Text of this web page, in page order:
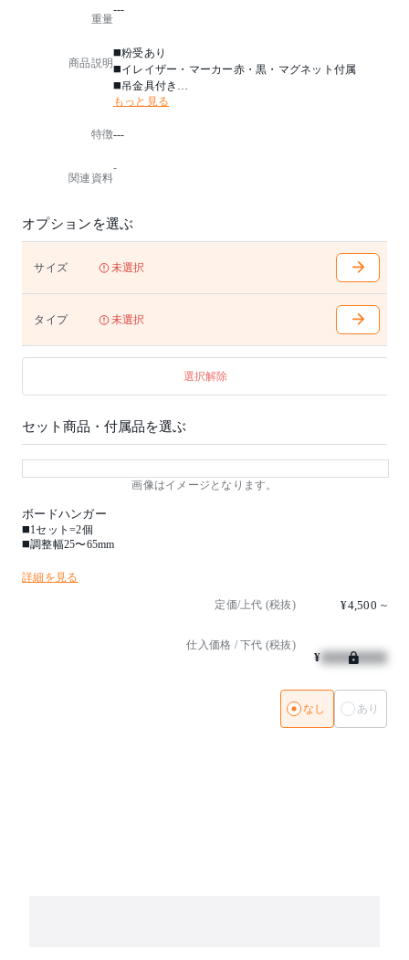
重量
---
商品説明
◼️粉受あり
◼️イレイザー・マーカー赤・黒・マグネット付属
◼️吊金具付き
ます。
もっと見る
特徴---
関連資料
-
オプションを選ぶ
サイズ 未選択
タイプ 未選択
選択解除
セット商品・付属品を選ぶ
画像はイメージとなります。
ボードハンガー
◼️1セット=2個
◼️調整幅25〜65mm
詳細を見る
定価/上代 (税抜) ¥4,500 ~
仕入価格 / 下代 (税抜)
¥
なし あり